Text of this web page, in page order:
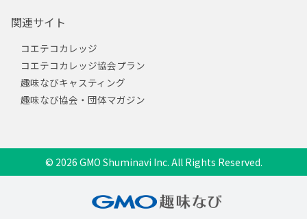
関連サイト
コエテコカレッジ
コエテコカレッジ協会プラン
趣味なびキャスティング
趣味なび協会・団体マガジン
© 2026 GMO Shuminavi Inc. All Rights Reserved.